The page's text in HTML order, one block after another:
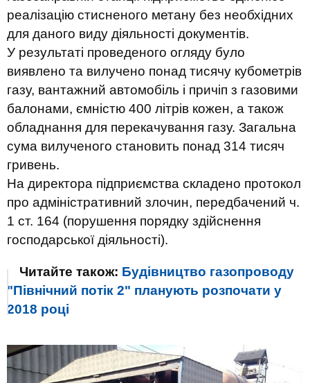
реалізацію стисненого метану без необхідних
для даного виду діяльності документів.
У результаті проведеного огляду було
виявлено та вилучено понад тисячу кубометрів
газу, вантажний автомобіль і причіп з газовими
балонами, ємністю 400 літрів кожен, а також
обладнання для перекачування газу. Загальна
сума вилученого становить понад 314 тисяч
гривень.
На директора підприємства складено протокол
про адміністративний злочин, передбачений ч.
1 ст. 164 (порушення порядку здійснення
господарської діяльності).
Читайте також: Будівництво газопроводу
"Північний потік 2" планують розпочати у
2018 році